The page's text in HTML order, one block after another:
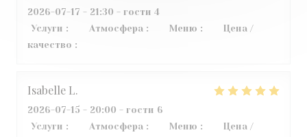
2026-07-17 - 21:30 - гости 4
Услуги : Атмосфера : Меню :
Цена /
качество :
Isabelle L
2026-07-15 - 20:00 - гости 6
Услуги : Атмосфера : Меню :
Цена /